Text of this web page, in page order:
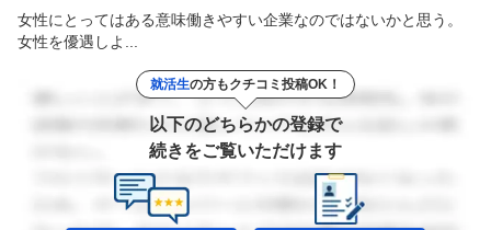
女性にとってはある意味働きやすい企業なのではないかと思う。
女性を優遇しよ...
就活生の方もクチコミ投稿OK！
以下のどちらかの登録で
続きをご覧いただけます